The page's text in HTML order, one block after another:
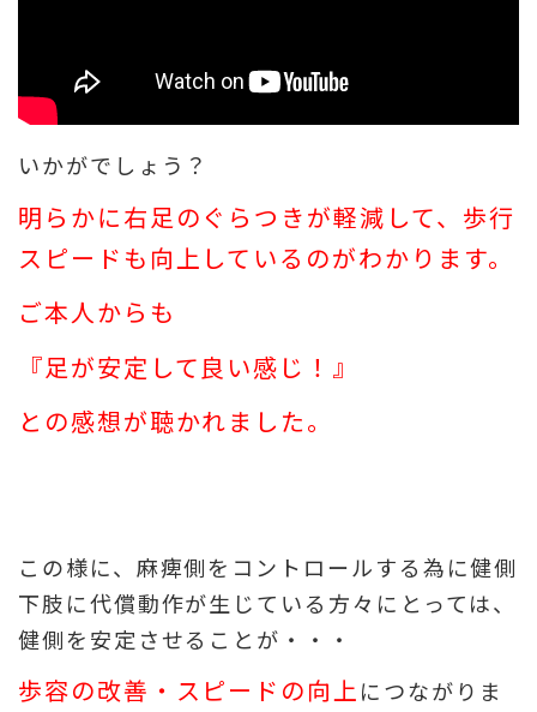
いかがでしょう？
明らかに右足のぐらつきが軽減して、歩行
スピードも向上しているのがわかります。
ご本人からも
『足が安定して良い感じ！』
との感想が聴かれました。
この様に、麻痺側をコントロールする為に健側
下肢に代償動作が生じている方々にとっては、
健側を安定させることが・・・
歩容の改善・スピードの向上につながりま